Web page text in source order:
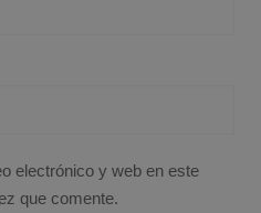
electrónico y web en este
que comente.